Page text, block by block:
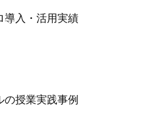
導入・活用実績
の授業実践事例